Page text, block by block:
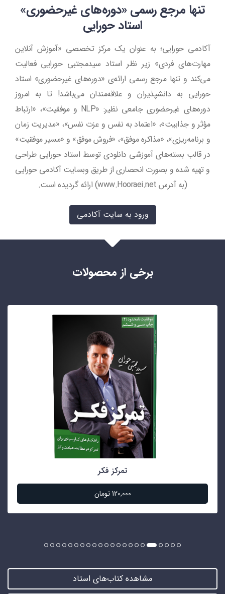
تنها مرجع رسمی «دوره‌های غیرحضوری»
استاد حورایی
آکادمی حورایی؛ به عنوان یک مرکز تخصصی «آموزش آنلاین
مهارت‌های فردی» زیر نظر استاد سیدمجتبی حورایی فعالیت
می‌کند و تنها مرجع رسمی ارائه‌ی «دوره‌های غیرحضوری» استاد
حورایی به دانشپذیران و علاقه‌مندان می‌باشد! تا به امروز
دوره‌های غیرحضوری جامعی نظیر: «NLP و موفقیت»، «ارتباط
مؤثر و جذابیت»، «اعتماد به نفس و عزت نفس»، «مدیریت زمان
و برنامه‌ریزی»، «مذاکره موفق»، «فروش موفق» و «مسیر موفقیت»
در قالب بسته‌های آموزشی دانلودی توسط استاد حورایی طراحی
و تهیه شده و بصورت انحصاری از طریق وبسایت آکادمی حورایی
(به آدرس www.Hooraei.net) ارائه گردیده است.
ورود به سایت آکادمی
برخی از محصولات
اعتماد به نفس کليد موفقيت
نا موجود
مشاهده کتاب‌های استاد